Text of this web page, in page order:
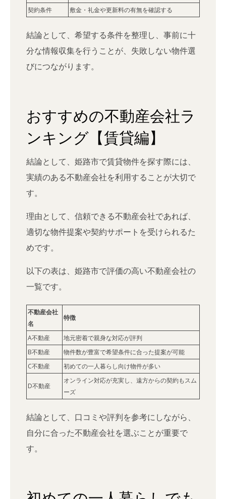
契約条件
敷金・礼金や更新料の有無を確認する
結論として、希望する条件を整理し、事前に十
分な情報収集を行うことが、失敗しない物件選
びにつながります。
おすすめの不動産会社ラ
ンキング【賃貸編】
結論として、姫路市で賃貸物件を探す際には、
実績のある不動産会社を利用することが大切で
す。
理由として、信頼できる不動産会社であれば、
適切な物件提案や契約サポートを受けられるた
めです。
以下の表は、姫路市で評価の高い不動産会社の
一覧です。
不動産会社
名
特徴
A不動産
地元密着で親身な対応が評判
B不動産
物件数が豊富で希望条件に合った提案が可能
C不動産
初めての一人暮らし向け物件が多い
D不動産
オンライン対応が充実し、遠方からの契約もスム
ーズ
結論として、口コミや評判を参考にしながら、
自分に合った不動産会社を選ぶことが重要で
す。